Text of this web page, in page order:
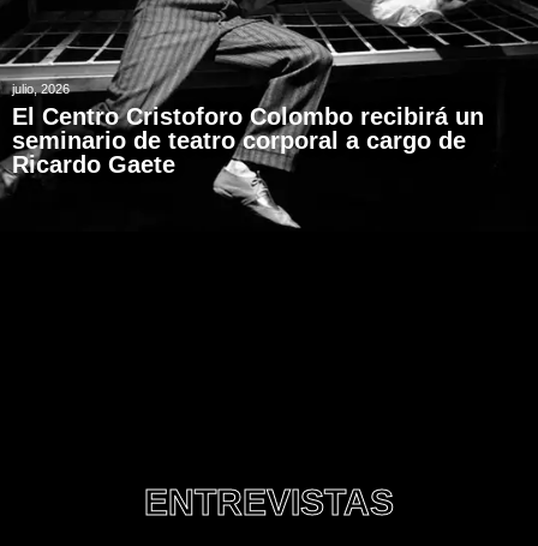
julio, 2026
El Centro Cristoforo Colombo recibirá un
seminario de teatro corporal a cargo de
Ricardo Gaete
ENTREVISTAS